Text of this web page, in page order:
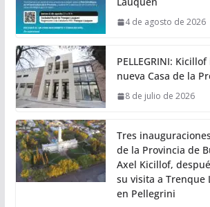
4 de agosto de 2026
PELLEGRINI:
nueva Casa de la
8 de julio de 2026
Tres
de la Provincia de
Axel Kicillof,
su visita a Trenque
en Pellegrini